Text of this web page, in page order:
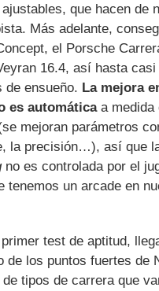
que hacen de
Más adelante,
el Porsche
16.4, así hasta casi
de ensueño. La mejora
es automáticaa medida
mejoran parámetros
la precisión…), así que
no es controlada por el
tenemos un arcade en
test de aptitud,
de los puntos fuertes de
tipos de carrera que